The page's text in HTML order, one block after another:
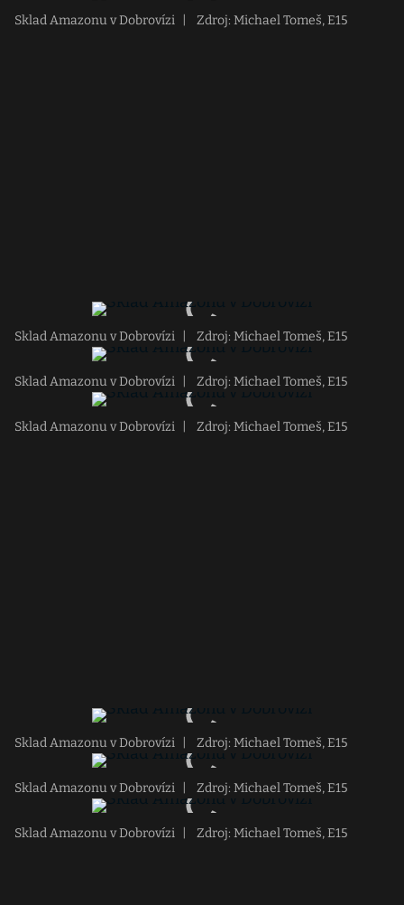
Sklad Amazonu v Dobrovízi Zdroj: Michael Tomeš, E15
Sklad Amazonu v Dobrovízi Zdroj: Michael Tomeš, E15
Sklad Amazonu v Dobrovízi Zdroj: Michael Tomeš, E15
Sklad Amazonu v Dobrovízi Zdroj: Michael Tomeš, E15
Sklad Amazonu v Dobrovízi Zdroj: Michael Tomeš, E15
Sklad Amazonu v Dobrovízi Zdroj: Michael Tomeš, E15
Sklad Amazonu v Dobrovízi Zdroj: Michael Tomeš, E15